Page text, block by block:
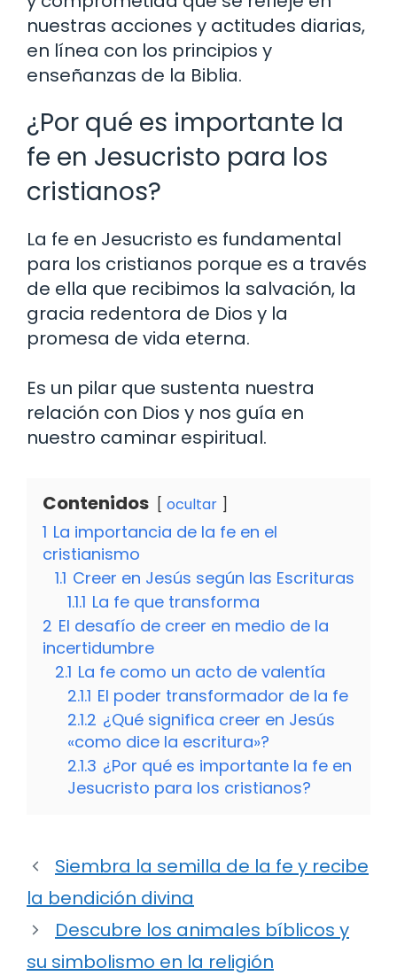
nuestras acciones y actitudes diarias,
en línea con los principios y
enseñanzas de la Biblia.
¿Por qué es importante la
fe en Jesucristo para los
cristianos?
La fe en Jesucristo es fundamental
para los cristianos porque es a través
de ella que recibimos la salvación, la
gracia redentora de Dios y la
promesa de vida eterna.
Es un pilar que sustenta nuestra
relación con Dios y nos guía en
nuestro caminar espiritual.
Contenidos ocultar
1 La importancia de la fe en el
cristianismo
1.1 Creer en Jesús según las Escrituras
1.1.1 La fe que transforma
2 El desafío de creer en medio de la
incertidumbre
2.1 La fe como un acto de valentía
2.1.1 El poder transformador de la fe
2.1.2 ¿Qué significa creer en Jesús
«como dice la escritura»?
2.1.3 ¿Por qué es importante la fe en
Jesucristo para los cristianos?
Siembra la semilla de la fe y recibe
la bendición divina
Descubre los animales bíblicos y
su simbolismo en la religión